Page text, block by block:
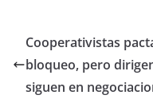
Cooperativistas
bloqueo, pero
siguen en